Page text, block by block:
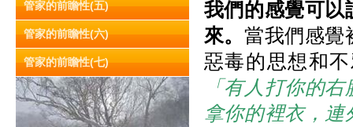
管家的前瞻性(五)
管家的前瞻性(六)
管家的前瞻性(七)
我們的感覺可以
來。 當我們感覺
惡毒的思想和
「有人打你的
拿你的裡衣，連